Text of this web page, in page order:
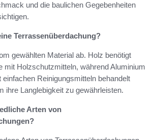
und die baulichen Gegebenheiten
Terrassenüberdachung?
gewählten Material ab. Holz benötigt
mit Holzschutzmitteln, während Aluminium
Reinigungsmitteln behandelt
ihre Langlebigkeit zu gewährleisten.
Arten von